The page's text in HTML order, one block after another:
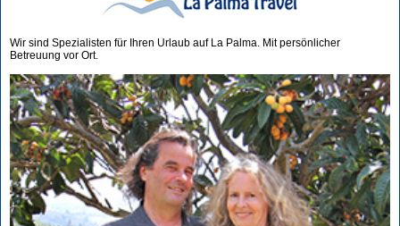
Wir sind Spezialisten für Ihren Urlaub auf La Palma. Mit persönlicher
Betreuung vor Ort.